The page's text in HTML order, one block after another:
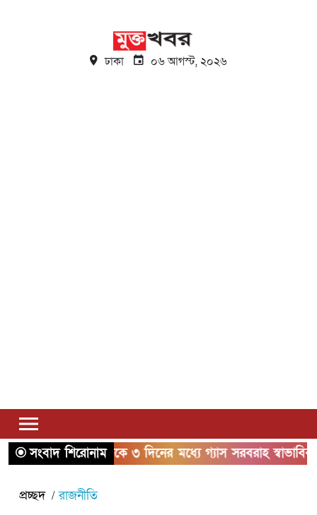
ঢাকা ০৬ আগস্ট, ২০২৬
সংবাদ শিরোনাম
২ থেকে ৩ দিনের মধ্যে গ্যাস সরবরাহ স্বাভাবিক হবে:
প্রচ্ছদ রাজনীতি